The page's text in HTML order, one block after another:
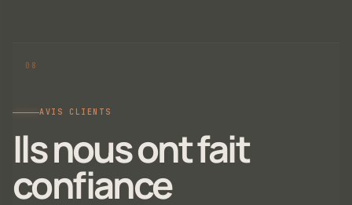
AVIS CLIENTS
Ils nous ont fait
confiance